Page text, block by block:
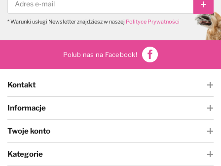
* Warunki usługi Newsletter znajdziesz w naszej Polityce Prywatności
Polub nas na Facebook!
Kontakt
Informacje
Twoje konto
Kategorie